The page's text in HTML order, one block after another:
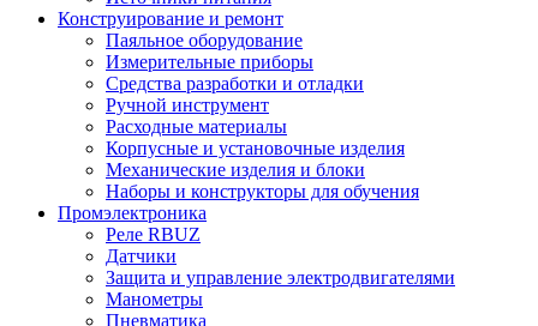
Конструирование и ремонт
Паяльное оборудование
Измерительные приборы
Средства разработки и отладки
Ручной инструмент
Расходные материалы
Корпусные и установочные изделия
Механические изделия и блоки
Наборы и конструкторы для обучения
Промэлектроника
Реле RBUZ
Датчики
Защита и управление электродвигателями
Манометры
Пневматика